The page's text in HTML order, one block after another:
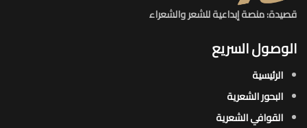
قصيدة: منصة إبداعية للشعر والشعراء
الوصول السريع
الرئيسية
البحور الشعرية​
القوافي الشعرية​